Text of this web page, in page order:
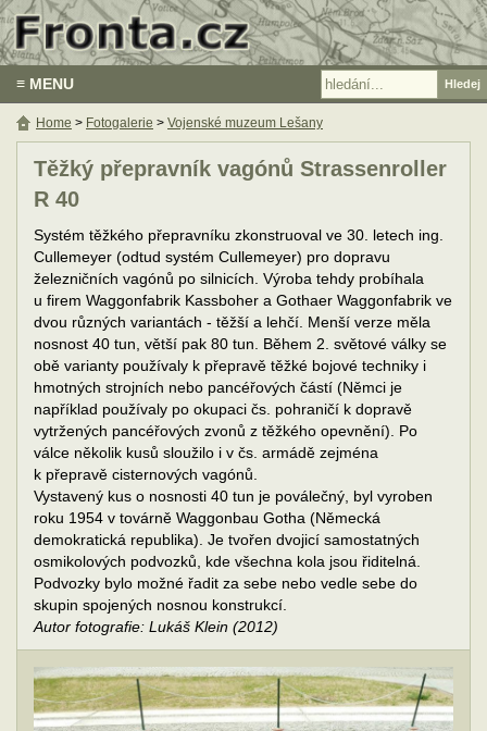
≡ MENU
Těžký přepravník vagónů Strassenroller
R 40
Systém těžkého přepravníku zkonstruoval ve 30. letech ing.
Cullemeyer (odtud systém Cullemeyer) pro dopravu
železničních vagónů po silnicích. Výroba tehdy probíhala
u firem Waggonfabrik Kassboher a Gothaer Waggonfabrik ve
dvou různých variantách - těžší a lehčí. Menší verze měla
nosnost 40 tun, větší pak 80 tun. Během 2. světové války se
obě varianty používaly k přepravě těžké bojové techniky i
hmotných strojních nebo pancéřových částí (Němci je
například používaly po okupaci čs. pohraničí k dopravě
vytržených pancéřových zvonů z těžkého opevnění). Po
válce několik kusů sloužilo i v čs. armádě zejména
k přepravě cisternových vagónů.
Vystavený kus o nosnosti 40 tun je poválečný, byl vyroben
roku 1954 v továrně Waggonbau Gotha (Německá
demokratická republika). Je tvořen dvojicí samostatných
osmikolových podvozků, kde všechna kola jsou řiditelná.
Podvozky bylo možné řadit za sebe nebo vedle sebe do
skupin spojených nosnou konstrukcí.
Autor fotografie: Lukáš Klein (2012)
Home > Fotogalerie > Vojenské muzeum Lešany